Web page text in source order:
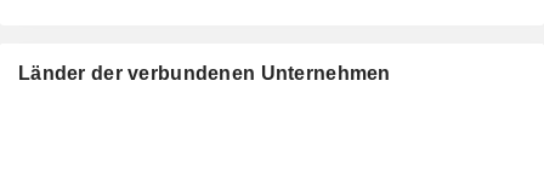
Länder der verbundenen Unternehmen